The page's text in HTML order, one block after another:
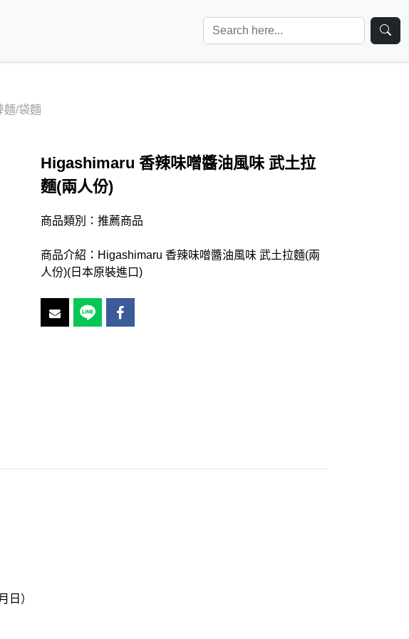
麵/袋麵
Higashimaru 香辣味噌醬油風味 武土拉
麵(兩人份)
商品類別：推薦商品
商品介紹：Higashimaru 香辣味噌醬油風味 武土拉麵(兩
人份)(日本原裝進口)
日）